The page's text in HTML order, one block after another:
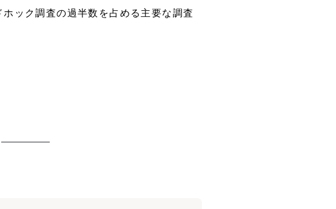
ック調査の過半数を占める主要な調査